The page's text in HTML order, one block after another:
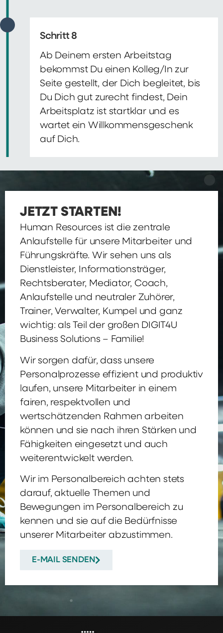
Schritt 8
Ab Deinem ersten Arbeitstag
bekommst Du einen Kolleg/In zur
Seite gestellt, der Dich begleitet, bis
Du Dich gut zurecht findest, Dein
Arbeitsplatz ist startklar und es
wartet ein Willkommensgeschenk
auf Dich.
JETZT STARTEN!
Human Resources ist die zentrale
Anlaufstelle für unsere Mitarbeiter und
Führungskräfte. Wir sehen uns als
Dienstleister, Informationsträger,
Rechtsberater, Mediator, Coach,
Anlaufstelle und neutraler Zuhörer,
Trainer, Verwalter, Kumpel und ganz
wichtig: als Teil der großen DIGIT4U
Business Solutions – Familie!
Wir sorgen dafür, dass unsere
Personalprozesse effizient und produktiv
laufen, unsere Mitarbeiter in einem
fairen, respektvollen und
wertschätzenden Rahmen arbeiten
können und sie nach ihren Stärken und
Fähigkeiten eingesetzt und auch
weiterentwickelt werden.
Wir im Personalbereich achten stets
darauf, aktuelle Themen und
Bewegungen im Personalbereich zu
kennen und sie auf die Bedürfnisse
unserer Mitarbeiter abzustimmen.
E-MAIL SENDEN